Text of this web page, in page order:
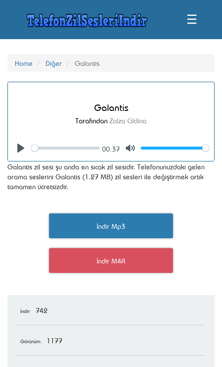
☰
Home Diğer Galantis
Galantis
Tarafından Zalza Cildina
Seek
00:37
Volume
Galantis zil sesi şu anda en sıcak zil sesidir. Telefonunuzdaki gelen
arama seslerini Galantis (1.27 MB) zil sesleri ile değiştirmek artık
tamamen ücretsizdir.
İndir Mp3
İndir M4R
İndir: 742
Görünüm: 1177